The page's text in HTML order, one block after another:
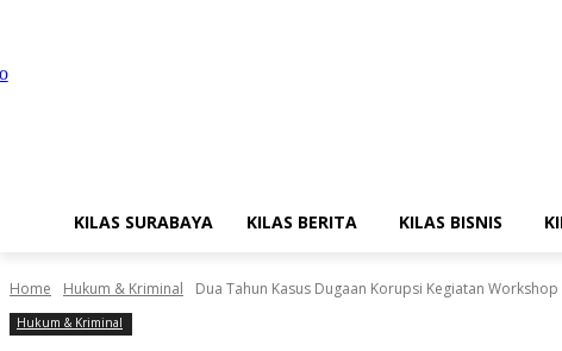
KILAS SURABAYA KILAS BERITA KILAS BISNIS
Home Hukum & Kriminal Dua Tahun Kasus Dugaan Korupsi Kegiatan
Hukum & Kriminal